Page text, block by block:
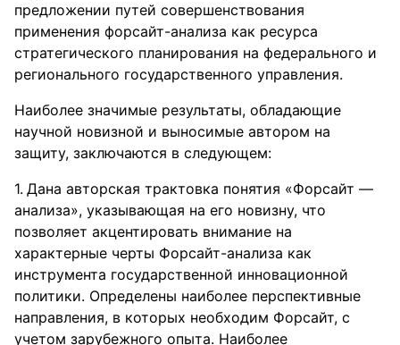
предложении путей совершенствования
применения форсайт-анализа как ресурса
стратегического планирования на федерального и
регионального государственного управления.
Наиболее значимые результаты, обладающие
научной новизной и выносимые автором на
защиту, заключаются в следующем:
Дана авторская трактовка понятия «Форсайт —
анализа», указывающая на его новизну, что
позволяет акцентировать внимание на
характерные черты Форсайт-анализа как
инструмента государственной инновационной
политики. Определены наиболее перспективные
направления, в которых необходим Форсайт, с
учетом зарубежного опыта. Наиболее